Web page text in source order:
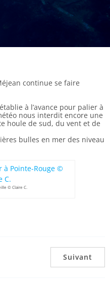
continue se faire
à l’avance pour palier à
nous interdit encore une
houle de sud, du vent et de
bulles en mer des niveau
© Claire C.
Suivant